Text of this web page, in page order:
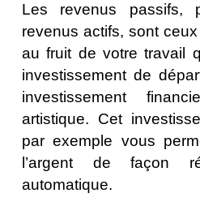
Les revenus passifs,
revenus actifs, sont
au fruit de votre travail
investissement de
investissement
artistique. Cet
par exemple vous
l’argent de façon
automatique.